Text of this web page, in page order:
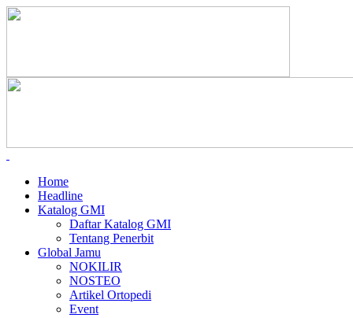
Home
Headline
Katalog GMI
Daftar Katalog GMI
Tentang Penerbit
Global Jamu
NOKILIR
NOSTEO
Artikel Ortopedi
Event